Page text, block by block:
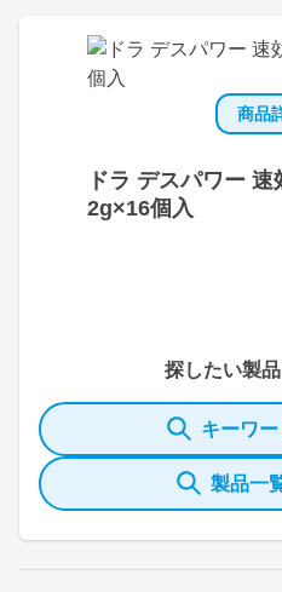
商品
ドラ デスパワー
2g×16個入
探したい製
キーワ
製品一